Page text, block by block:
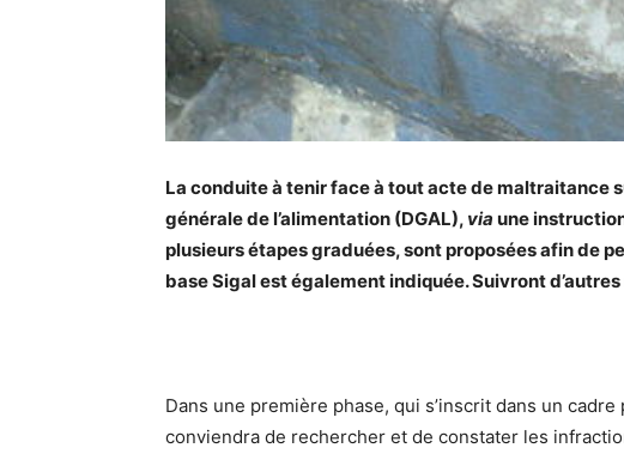
La conduite à tenir face à tout acte de maltraitance
générale de l’alimentation (DGAL), via une
plusieurs étapes graduées, sont proposées afin de
base Sigal est également indiquée. Suivront
Dans une première phase, qui s’inscrit dans un cadre
conviendra de rechercher et de constater les